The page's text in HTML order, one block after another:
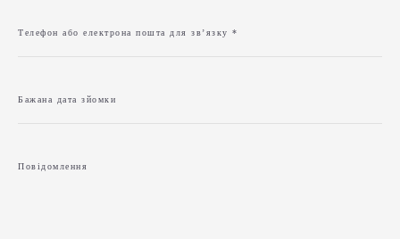
Телефон або електрона пошта для звʼязку *
Бажана дата зйомки
Повідомлення